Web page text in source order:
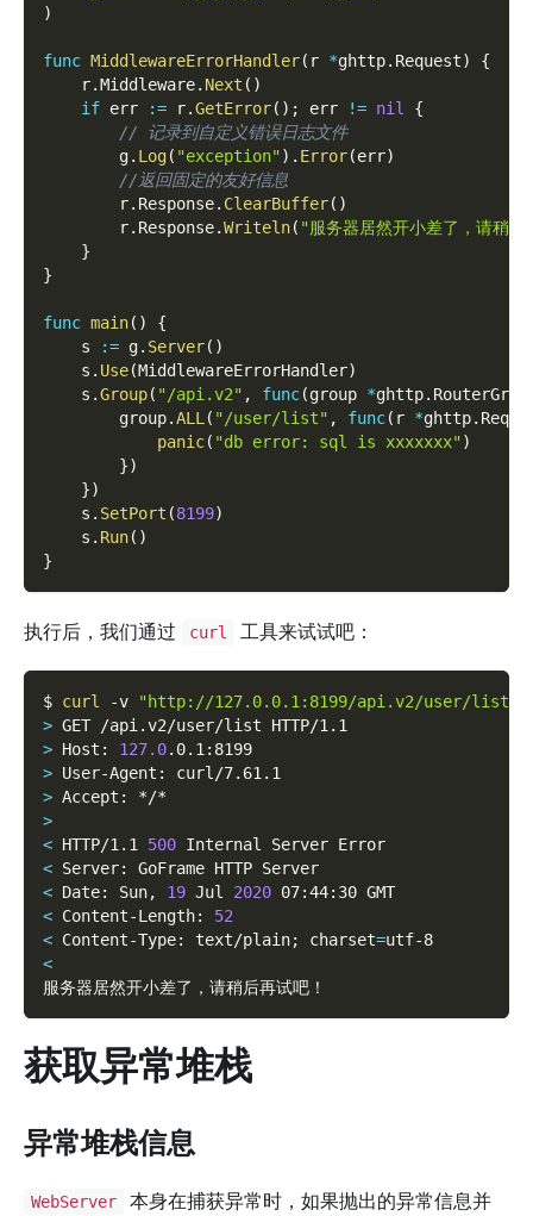
)
func MiddlewareErrorHandler( r *ghttp. Request)
{
    r
.Middleware. Next ( )
if err := r.GetError( ) ; err != nil
{
// 记录到自定义错误日志文件
        g
. Log( "exception") . Error(err)
//返回固定的友好信息
        r
. Response. ClearBuffer( )
        r
. Response.Writeln( "服务器居然开小差了，请稍后
}
}
func main( )
{
    s
:= g. Server( )
    s
. Use(MiddlewareErrorHandler)
    s
.Group( "/api.v2" , func(group *ghttp.
        group
.ALL ( "/user/list" , func( r *ghttp.
panic( "db error: sql is xxxxxxx")
})
})
    s
. SetPort (8199)
    s
. Run( )
}
执行后，我们通过 curl 工具来试试吧：
$ curl -v
"http://127.0.0.1:8199/api.v2/user/list"
> GET /api.v2/user/list HTTP/1.1
> Host: 127.0.0.1:8199
> User-Agent: curl/7.61.1
> Accept: */*
>
< HTTP/1.1 500 Internal Server Error
< Server: GoFrame HTTP Server
< Date: Sun, 19 Jul 2020 07:44:30 GMT
< Content-Length: 52
< Content-Type: text/plain; charset=utf-8
<
服务器居然开小差了，请稍后再试吧！
获取异常堆栈
异常堆栈信息
WebServer 本身在捕获异常时，如果抛出的异常信息并